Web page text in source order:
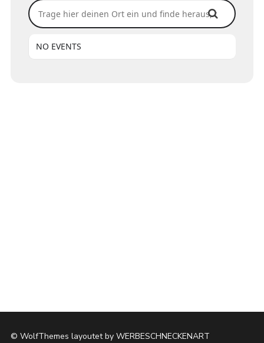
Trage hier deinen Ort ein und finde heraus, ob wir dort
NO EVENTS
© WolfThemes layoutet by WERBESCHNECKENART